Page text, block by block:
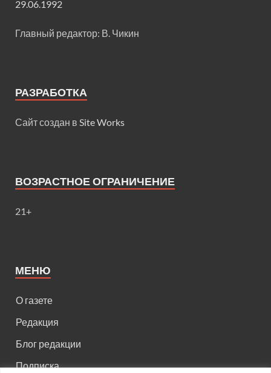
29.06.1992
Главный редактор: В. Чикин
РАЗРАБОТКА
Сайт создан в Site Works
ВОЗРАСТНОЕ ОГРАНИЧЕНИЕ
21+
МЕНЮ
О газете
Редакция
Блог редакции
Подписка